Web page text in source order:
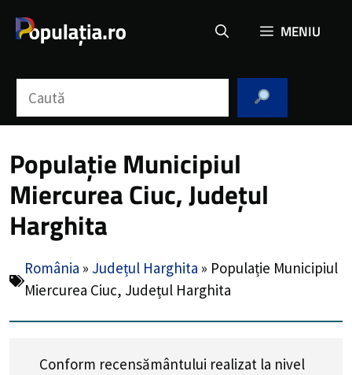
MENIU
Populație Municipiul
Miercurea Ciuc, Județul
Harghita
România » Județul Harghita » Populație Municipiul
Miercurea Ciuc, Județul Harghita
Conform recensământului realizat la nivel